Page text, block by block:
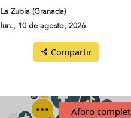
La Zubia (Granada)
lun., 10 de agosto, 2026
Compartir
Aforo